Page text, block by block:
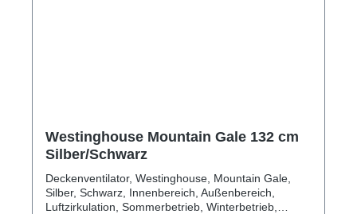
Westinghouse Mountain Gale 132 cm
Silber/Schwarz
Deckenventilator, Westinghouse, Mountain Gale,
Silber, Schwarz, Innenbereich, Außenbereich,
Luftzirkulation, Sommerbetrieb, Winterbetrieb,